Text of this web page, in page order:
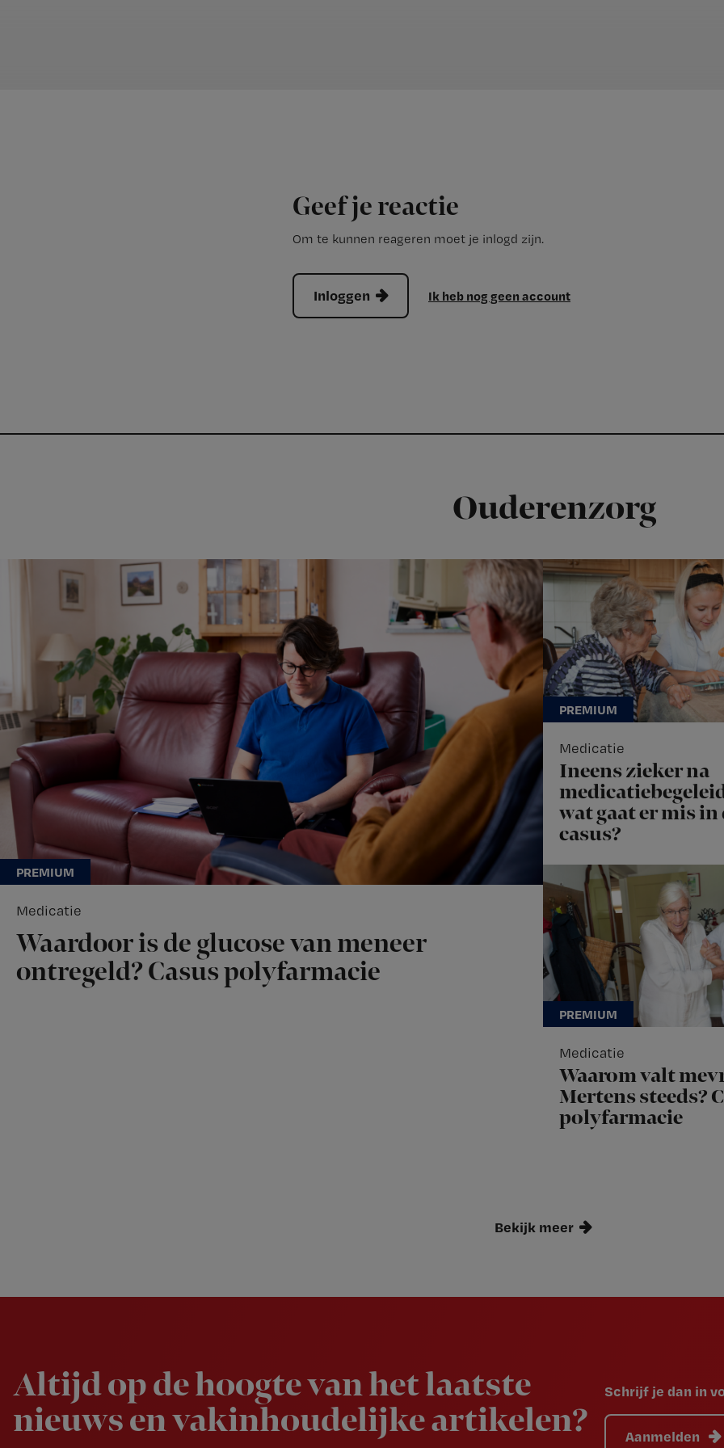
Geef je reactie
Om te kunnen reageren moet je inlogd zijn.
Inloggen Ik heb nog geen account
Ouderenzorg
Medicatie
Waardoor is de glucose van meneer
ontregeld? Casus polyfarmacie
Medicatie
Ineens zieker na
wat gaat er mis in
casus?
Medicatie
Waarom valt
Mertens steeds?
polyfarmacie
Bekijk meer
Altijd op de hoogte van het laatste
nieuws en vakinhoudelijke artikelen?
Schrijf je dan in
Aanmelden